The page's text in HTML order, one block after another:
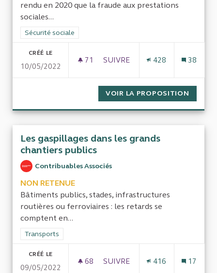
rendu en 2020 que la fraude aux prestations
sociales...
Filtrer les résultats de la catégorie : Sécurité sociale
Sécurité sociale
CRÉÉ LE
10/05/2022
71 71 ABONNÉS
SUIVRE
428 38
VOIR LA PROPOSITION
Les gaspillages dans les grands
chantiers publics
Contribuables Associés
NON RETENUE
Bâtiments publics, stades, infrastructures
routières ou ferroviaires : les retards se
comptent en...
Filtrer les résultats de la catégorie : Transports
Transports
CRÉÉ LE
09/05/2022
68 68 ABONNÉS
SUIVRE
416 17